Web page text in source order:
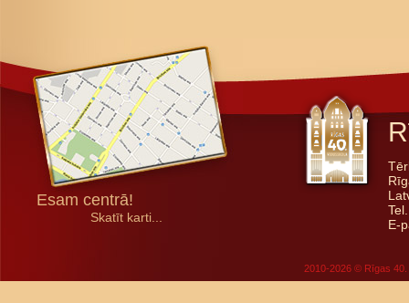
Esam centrā!
Skatīt karti...
E-
2010-2026 © Rīgas